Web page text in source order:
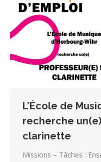
L’École de
recherche
clarinette
Missions – Tâches :